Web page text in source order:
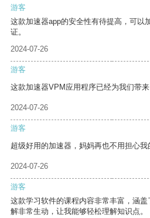
游客
这款加速器app的安全性有待提高，可以
证。
2024-07-26
游客
这款加速器VPM应用程序已经为我们带
2024-07-26
游客
超级好用的加速器，妈妈再也不用担心我
2024-07-26
游客
这款学习软件的课程内容非常丰富，涵
解非常生动，让我能够轻松理解知识点。